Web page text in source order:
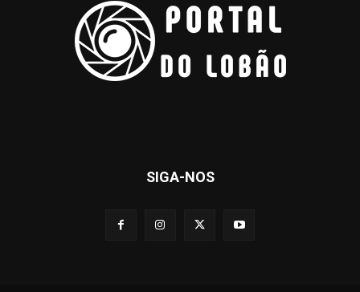
SIGA-NOS